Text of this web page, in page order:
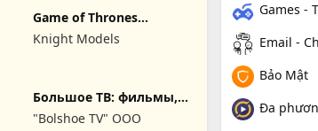
Game of Thrones
Miniature Game
Knight Models
Большое ТВ: фильмы,
сериалы HD
"Bolshoe TV" OOO
Games - Trò
Email - Chat - Gọi Điện
Bảo Mật
Đa phương tiện